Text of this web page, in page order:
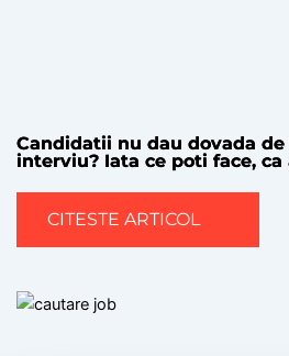
Candidatii nu dau dovada
interviu? Iata ce poti face, ca
CITESTE ARTICOL